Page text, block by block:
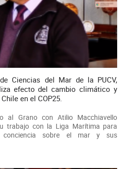
Ciencias del Mar de la PUCV,
efecto del cambio climático y
en el COP25.
al Grano con Atilio Macchiavello
trabajo con la Liga Marítima para
sobre el mar y sus